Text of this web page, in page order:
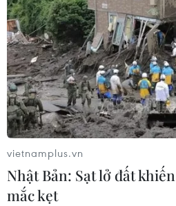
vietnamplus.vn
Nhật Bản: Sạt lở đất
mắc kẹt